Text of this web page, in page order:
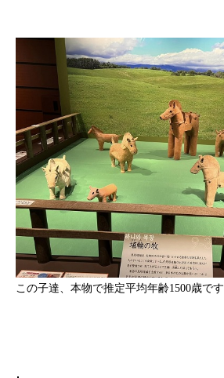
この子達、本物で推定平均年齢1500歳です